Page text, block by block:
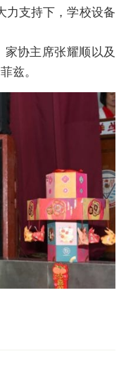
力支持下，学校设备
协主席张耀顺以及
兹。